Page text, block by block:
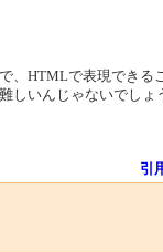
、HTMLで表現でき
しいんじゃないでしょ
引